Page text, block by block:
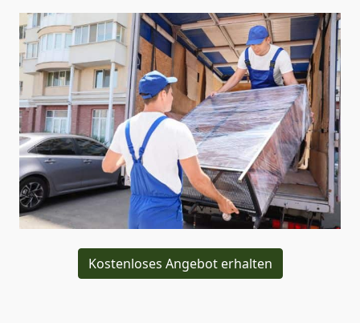
Kostenloses Angebot erhalten